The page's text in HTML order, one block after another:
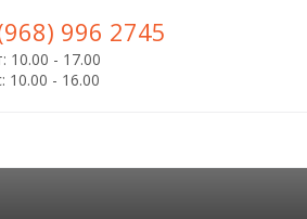
996 2745
10.00 - 17.00
10.00 - 16.00